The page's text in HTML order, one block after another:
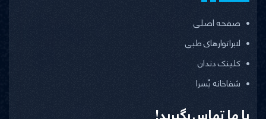
صفحه اصلی
لابراتوارهای طبی
کلینک دندان
شفاخانه یُسرا